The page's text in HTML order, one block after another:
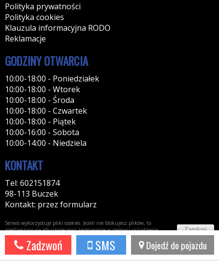
Zadzwoń SMS Dojedź do pojazdu
Polityka prywatności
Polityka cookies
Klauzula informacyjna RODO
Reklamacje
GODZINY OTWARCIA
10:00-18:00 - Poniedziałek
10:00-18:00 - Wtorek
10:00-18:00 - Środa
10:00-18:00 - Czwartek
10:00-18:00 - Piątek
10:00-16:00 - Sobota
10:00-14:00 - Niedziela
KONTAKT
Tel: 602151874
98-113 Buczek
Kontakt: przez formularz
Serwis wykorzystuje pliki cookies. Jeżeli nie blokujesz plików, to
zgadzasz się na ich użycie oraz zapisywanie w pamięci urządzenia.
Więcej informacji wpolityce prywatności
Zamknij
Potrzebujesz taki portal? Napisz do nas! 44fox.com